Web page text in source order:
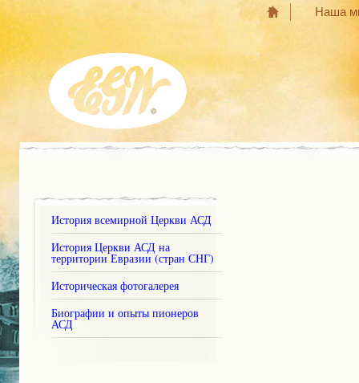
Наша
История всемирной Церкви АСД
История Церкви АСД на
территории Евразии (стран СНГ)
Историческая фотогалерея
Биографии и опыты пионеров
АСД